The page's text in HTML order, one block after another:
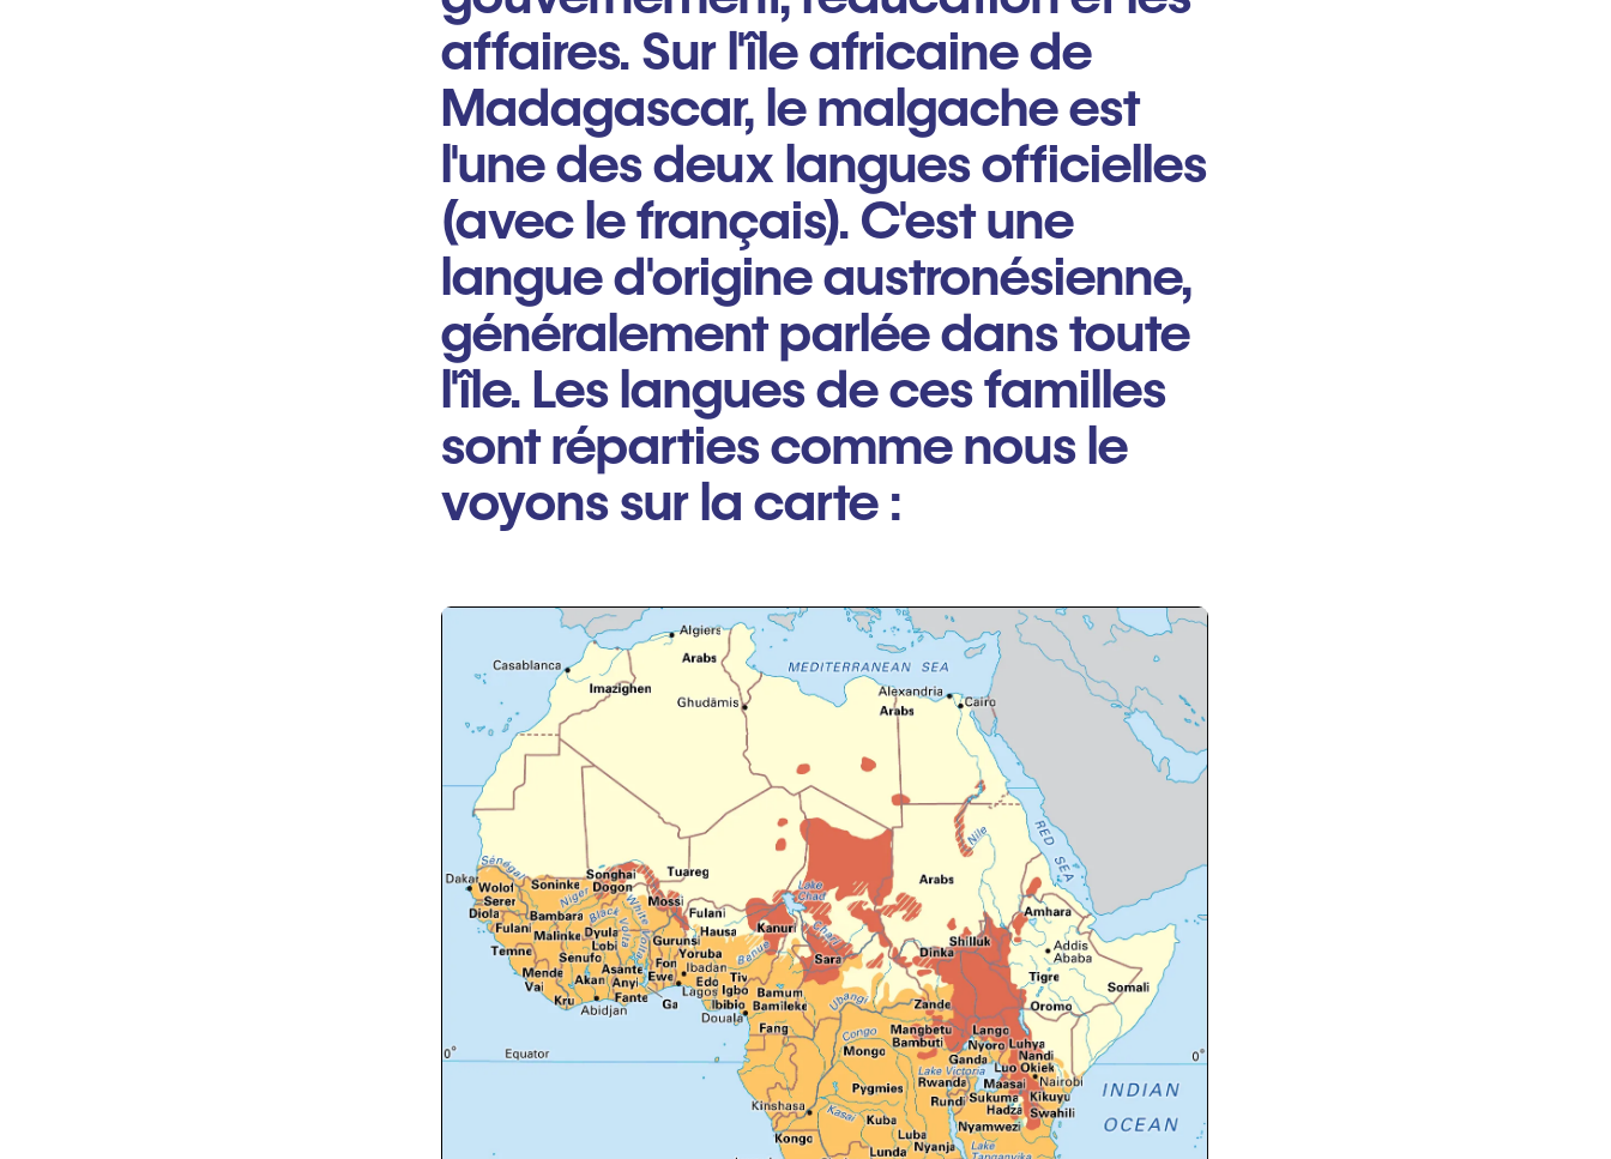
affaires. Sur l'île africaine de
Madagascar, le malgache est
l'une des deux langues officielles
(avec le français). C'est une
langue d'origine austronésienne,
généralement parlée dans toute
l'île. Les langues de ces familles
sont réparties comme nous le
voyons sur la carte :